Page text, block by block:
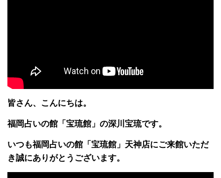
皆さん、こんにちは。
福岡占いの館「宝琉館」の深川宝琉です。
いつも福岡占いの館「宝琉館」天神店にご来館いただ
き誠にありがとうございます。